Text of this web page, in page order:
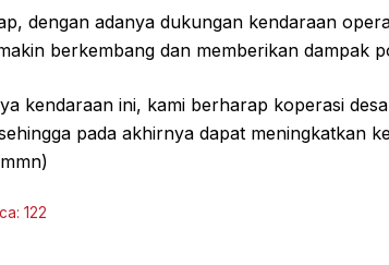
dengan adanya dukungan kendaraan
berkembang dan memberikan dampak
kendaraan ini, kami berharap koperasi
pada akhirnya dapat meningkatkan
122